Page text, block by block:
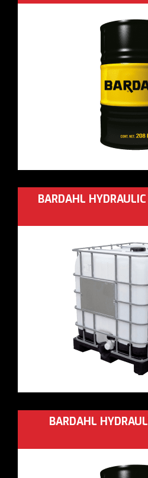
BARDAHL
BARDAHL